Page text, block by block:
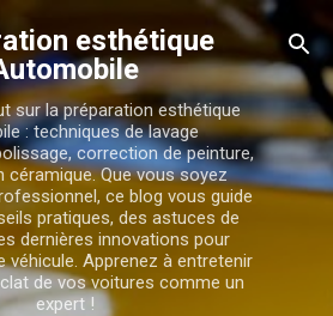
au contenu principal
esthétique
sur la préparation esthétique
: techniques de lavage
correction de peinture,
Que vous soyez
ce blog vous guide
pratiques, des astuces de
dernières innovations pour
véhicule. Apprenez à entretenir
de vos voitures comme un
expert !